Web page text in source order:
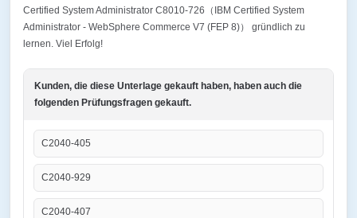
Certified System Administrator C8010-726（IBM Certified System
Administrator - WebSphere Commerce V7 (FEP 8)） gründlich zu
lernen. Viel Erfolg!
Kunden, die diese Unterlage gekauft haben, haben auch die
folgenden Prüfungsfragen gekauft.
C2040-405
C2040-929
C2040-407